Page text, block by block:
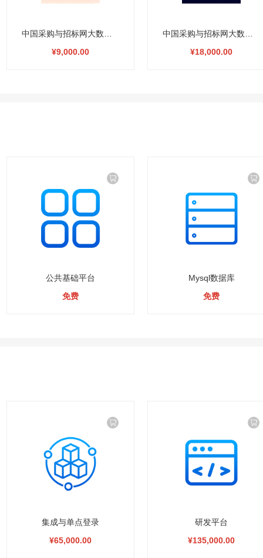
¥9,000.00
¥18,000.00
公共基础平台
免费
Mysql数据库
免费
集成与单点登录
¥65,000.00
研发平台
¥135,000.00